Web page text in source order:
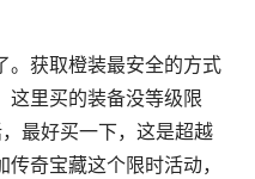
获取橙装最安全的方式
这里买的装备没等级限
最好买一下，这是超越
奇宝藏这个限时活动，